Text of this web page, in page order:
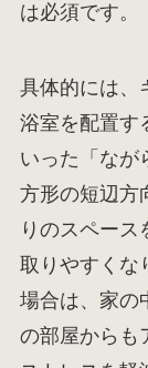
は必須です。
具体的には、
浴室を配置す
いった「なが
方形の短辺方
りのスペー
取りやすくな
場合は、家の
の部屋からも